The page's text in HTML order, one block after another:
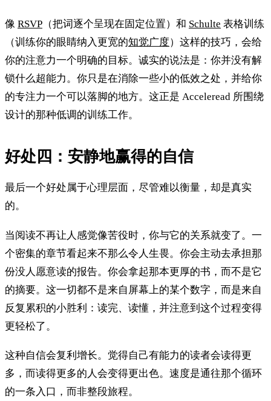
像 RSVP （把词逐个呈现在固定位置）和 Schulte 表格训练
（训练你的眼睛纳入更宽的知觉广度）这样的技巧，会给
你的注意力一个明确的目标。诚实的说法是：你并没有解
锁什么超能力。你只是在消除一些小的低效之处，并给你
的专注力一个可以落脚的地方。这正是 Acceleread 所围绕
设计的那种低调的训练工作。
好处四：安静地赢得的自信
最后一个好处属于心理层面，尽管难以衡量，却是真实
的。
当阅读不再让人感觉像苦役时，你与它的关系就变了。一
个密集的章节看起来不那么令人生畏。你会主动去承担那
份没人愿意读的报告。你会拿起那本更厚的书，而不是它
的摘要。这一切都不是来自屏幕上的某个数字，而是来自
反复累积的小胜利：读完、读懂，并注意到这个过程变得
更轻松了。
这种自信会复利增长。觉得自己有能力的读者会读得更
多，而读得更多的人会变得更出色。速度是通往那个循环
的一条入口，而非整段旅程。